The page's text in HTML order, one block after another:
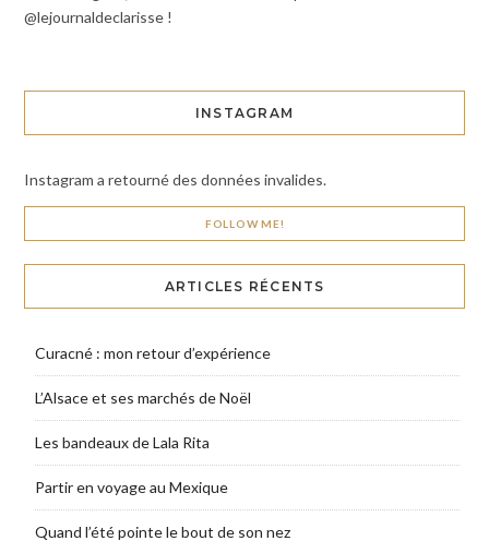
@lejournaldeclarisse !
INSTAGRAM
Instagram a retourné des données invalides.
FOLLOW ME!
ARTICLES RÉCENTS
Curacné : mon retour d’expérience
L’Alsace et ses marchés de Noël
Les bandeaux de Lala Rita
Partir en voyage au Mexique
Quand l’été pointe le bout de son nez